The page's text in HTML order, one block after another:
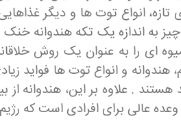
تازه، انواع توت ها و دیگر
به اندازه یک تکه هندوانه
ای را به عنوان یک روش
و انواع توت ها فواید
عالی برای افرادی است که